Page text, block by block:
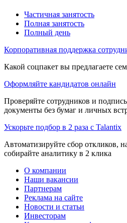
Частичная занятость
Полная занятость
Полный день
Корпоративная поддержка
Какой соцпакет вы предлагаете
Оформляйте кандидатов онлайн
Проверяйте сотрудников и
документы без бумаг и личных
Ускорьте подбор в 2 раза с Talantix
Автоматизируйте сбор откликов,
собирайте аналитику в 2 клика
О компании
Наши вакансии
Партнерам
Реклама на сайте
Новости и статьи
Инвесторам